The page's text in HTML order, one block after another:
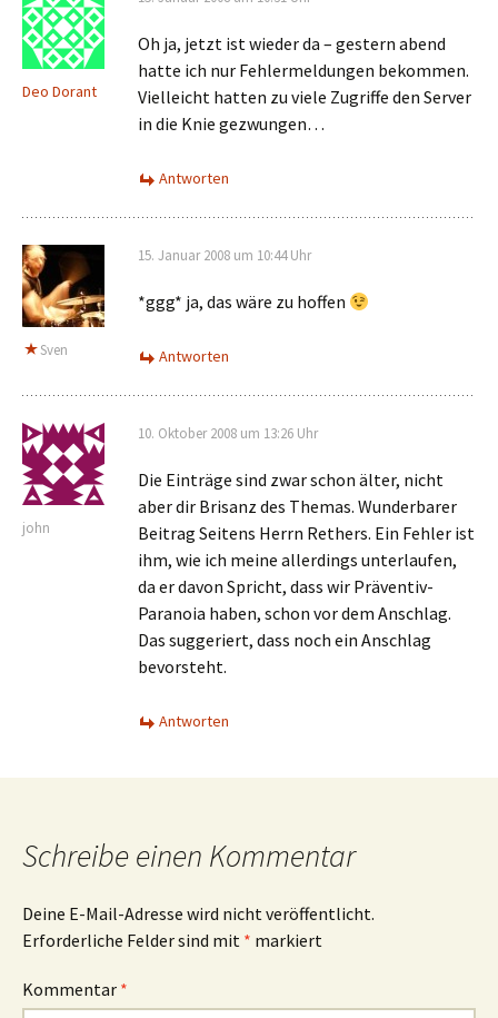
Deo Dorant
Oh ja, jetzt ist wieder da – gestern abend
hatte ich nur Fehlermeldungen bekommen.
Vielleicht hatten zu viele Zugriffe den Server
in die Knie gezwungen…
Antworten
Sven
15. Januar 2008 um 10:44 Uhr
*ggg* ja, das wäre zu hoffen
Antworten
john
10. Oktober 2008 um 13:26 Uhr
Die Einträge sind zwar schon älter, nicht
aber dir Brisanz des Themas. Wunderbarer
Beitrag Seitens Herrn Rethers. Ein Fehler ist
ihm, wie ich meine allerdings unterlaufen,
da er davon Spricht, dass wir Präventiv-
Paranoia haben, schon vor dem Anschlag.
Das suggeriert, dass noch ein Anschlag
bevorsteht.
Antworten
Schreibe einen Kommentar
Deine E-Mail-Adresse wird nicht veröffentlicht.
Erforderliche Felder sind mit * markiert
Kommentar *